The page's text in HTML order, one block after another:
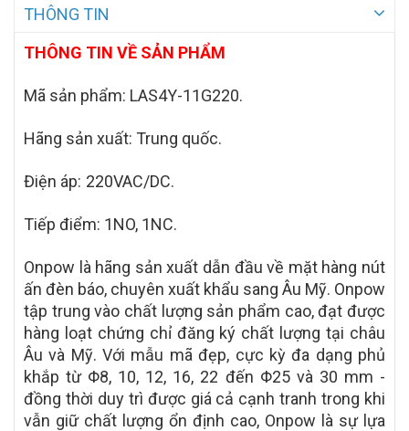
THÔNG TIN
THÔNG TIN VỀ SẢN PHẨM
Mã sản phẩm: LAS4Y-11G220.
Hãng sản xuất: Trung quốc.
Điện áp: 220VAC/DC.
Tiếp điểm: 1NO, 1NC.
Onpow là hãng sản xuất dẫn đầu về mặt hàng nút
ấn đèn báo, chuyên xuất khẩu sang Âu Mỹ. Onpow
tập trung vào chất lượng sản phẩm cao, đạt được
hàng loạt chứng chỉ đăng ký chất lượng tại châu
Âu và Mỹ. Với mẫu mã đẹp, cực kỳ đa dạng phủ
khắp từ Φ8, 10, 12, 16, 22 đến Φ25 và 30 mm -
đồng thời duy trì được giá cả cạnh tranh trong khi
vẫn giữ chất lượng ổn định cao, Onpow là sự lựa